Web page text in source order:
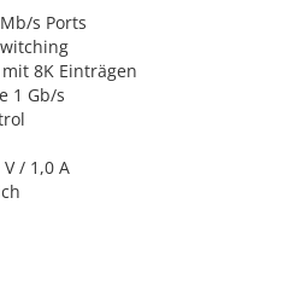
s Ports
8K Einträgen
1 Gb/s
/ 1,0 A